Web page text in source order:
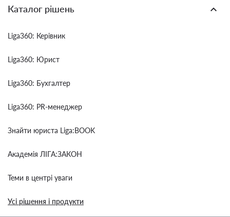
Каталог рішень
Liga360: Керівник
Liga360: Юрист
Liga360: Бухгалтер
Liga360: PR-менеджер
Знайти юриста Liga:BOOK
Академія ЛІГА:ЗАКОН
Теми в центрі уваги
Усі рішення і продукти